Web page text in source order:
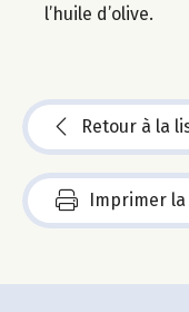
l’huile d’olive.
Retour à la
Imprimer